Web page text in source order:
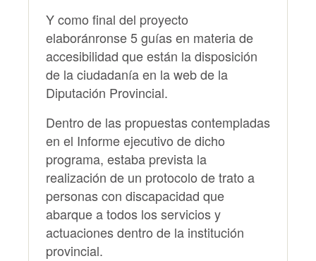
Y como final del proyecto
elaboránronse 5 guías en materia de
accesibilidad que están la disposición
de la ciudadanía en la web de la
Diputación Provincial.
Dentro de las propuestas contempladas
en el Informe ejecutivo de dicho
programa, estaba prevista la
realización de un protocolo de trato a
personas con discapacidad que
abarque a todos los servicios y
actuaciones dentro de la institución
provincial.